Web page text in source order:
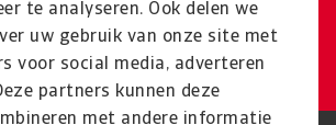
te analyseren. Ook delen we
uw gebruik van onze site met
voor social media, adverteren
partners kunnen deze
met andere informatie
Offerte op maat